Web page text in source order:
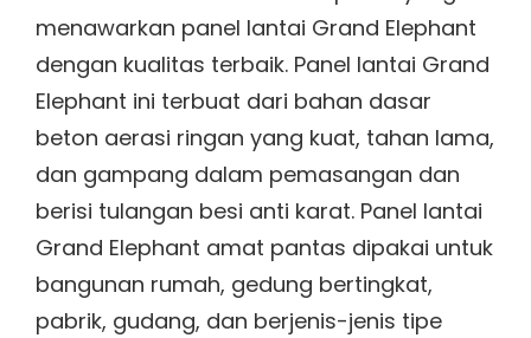
menawarkan panel lantai Grand Elephant
dengan kualitas terbaik. Panel lantai Grand
Elephant ini terbuat dari bahan dasar
beton aerasi ringan yang kuat, tahan lama,
dan gampang dalam pemasangan dan
berisi tulangan besi anti karat. Panel lantai
Grand Elephant amat pantas dipakai untuk
bangunan rumah, gedung bertingkat,
pabrik, gudang, dan berjenis-jenis tipe